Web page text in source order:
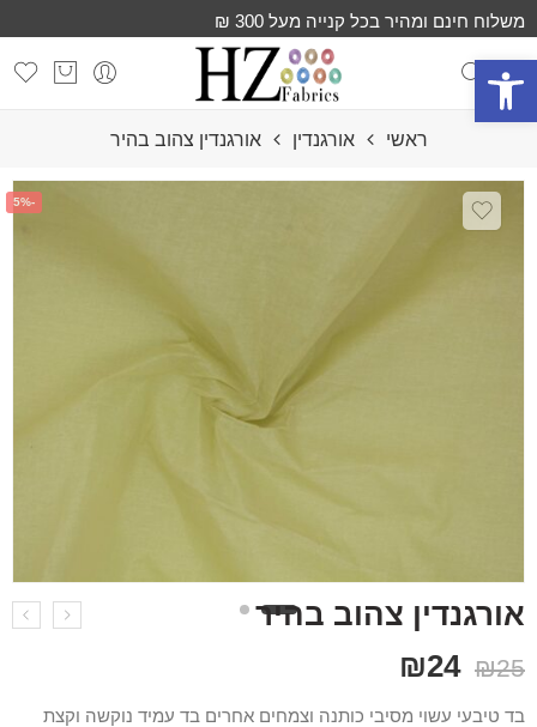
פתח סרגל נגישות
משלוח חינם ומהיר בכל קנייה מעל 300 ₪
ראשי אורגנדין אורגנדין צהוב בהיר
-5%
אורגנדין צהוב בהיר
₪25
₪24
בד טיבעי עשוי מסיבי כותנה וצמחים אחרים בד עמיד נוקשה וקצת